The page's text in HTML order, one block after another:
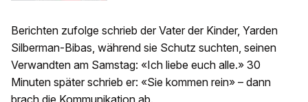
Berichten zufolge schrieb der Vater der Kinder, Yarden
Silberman-Bibas, während sie Schutz suchten, seinen
Verwandten am Samstag: «Ich liebe euch alle.» 30
Minuten später schrieb er: «Sie kommen rein» – dann